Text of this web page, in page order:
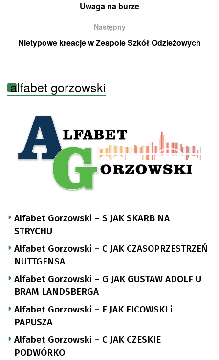
Uwaga na burze
Następny
Nietypowe kreacje w Zespole Szkół Odzieżowych
alfabet gorzowski
Alfabet Gorzowski – S JAK SKARB NA
STRYCHU
Alfabet Gorzowski – C JAK CZASOPRZESTRZEŃ
NUTTGENSA
Alfabet Gorzowski – G JAK GUSTAW ADOLF U
BRAM LANDSBERGA
Alfabet Gorzowski – F JAK FICOWSKI i
PAPUSZA
Alfabet Gorzowski – C JAK CZESKIE
PODWÓRKO